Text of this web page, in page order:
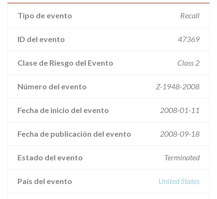
Tipo de evento Recall
ID del evento 47369
Clase de Riesgo del Evento Class 2
Número del evento Z-1948-2008
Fecha de inicio del evento 2008-01-11
Fecha de publicación del evento 2008-09-18
Estado del evento Terminated
País del evento United States